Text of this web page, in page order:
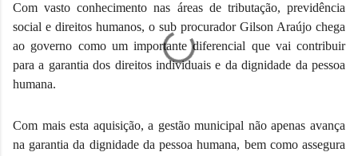
Com vasto conhecimento nas áreas de tributação, previdência
social e direitos humanos, o sub procurador Gilson Araújo chega
ao governo como um importante diferencial que vai contribuir
para a garantia dos direitos individuais e da dignidade da pessoa
humana.
Com mais esta aquisição, a gestão municipal não apenas avança
na garantia da dignidade da pessoa humana, bem como assegura